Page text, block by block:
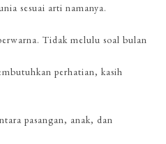
sesuai arti namanya.
Tidak melulu soal bulan
perhatian, kasih
pasangan, anak, dan